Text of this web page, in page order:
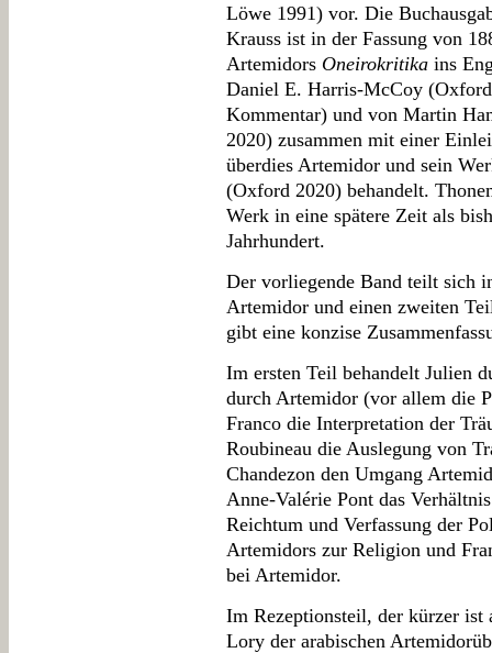
Löwe 1991) vor. Die
Krauss ist in der Fassung von
Artemidors Oneirokritika ins
Daniel E. Harris-McCoy
Kommentar) und von Martin
2020) zusammen mit einer
überdies Artemidor und sein
(Oxford 2020) behandelt.
Werk in eine spätere Zeit als
Jahrhundert.
Der vorliegende Band teilt sich
Artemidor und einen zweiten
gibt eine konzise
Im ersten Teil behandelt Julien
durch Artemidor (vor allem die
Franco die Interpretation der
Roubineau die Auslegung von
Chandezon den Umgang
Anne-Valérie Pont das
Reichtum und Verfassung der
Artemidors zur Religion und
bei Artemidor.
Im Rezeptionsteil, der kürzer ist
Lory der arabischen